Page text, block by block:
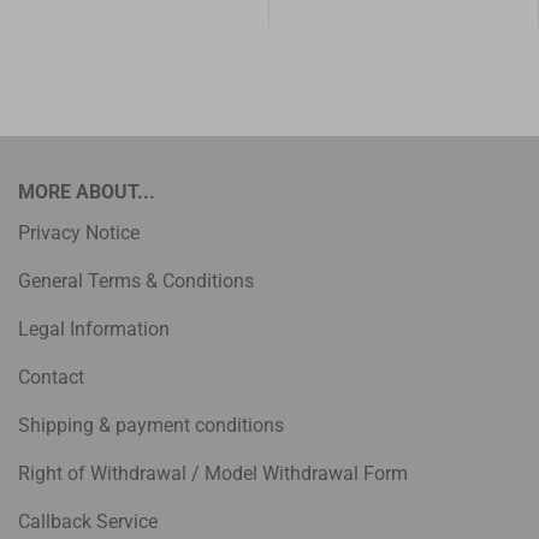
MORE ABOUT...
Privacy Notice
General Terms & Conditions
Legal Information
Contact
Shipping & payment conditions
Right of Withdrawal / Model Withdrawal Form
Callback Service